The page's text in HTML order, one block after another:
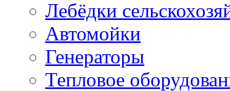
Лебёдки
Автомойки
Генераторы
Тепловое